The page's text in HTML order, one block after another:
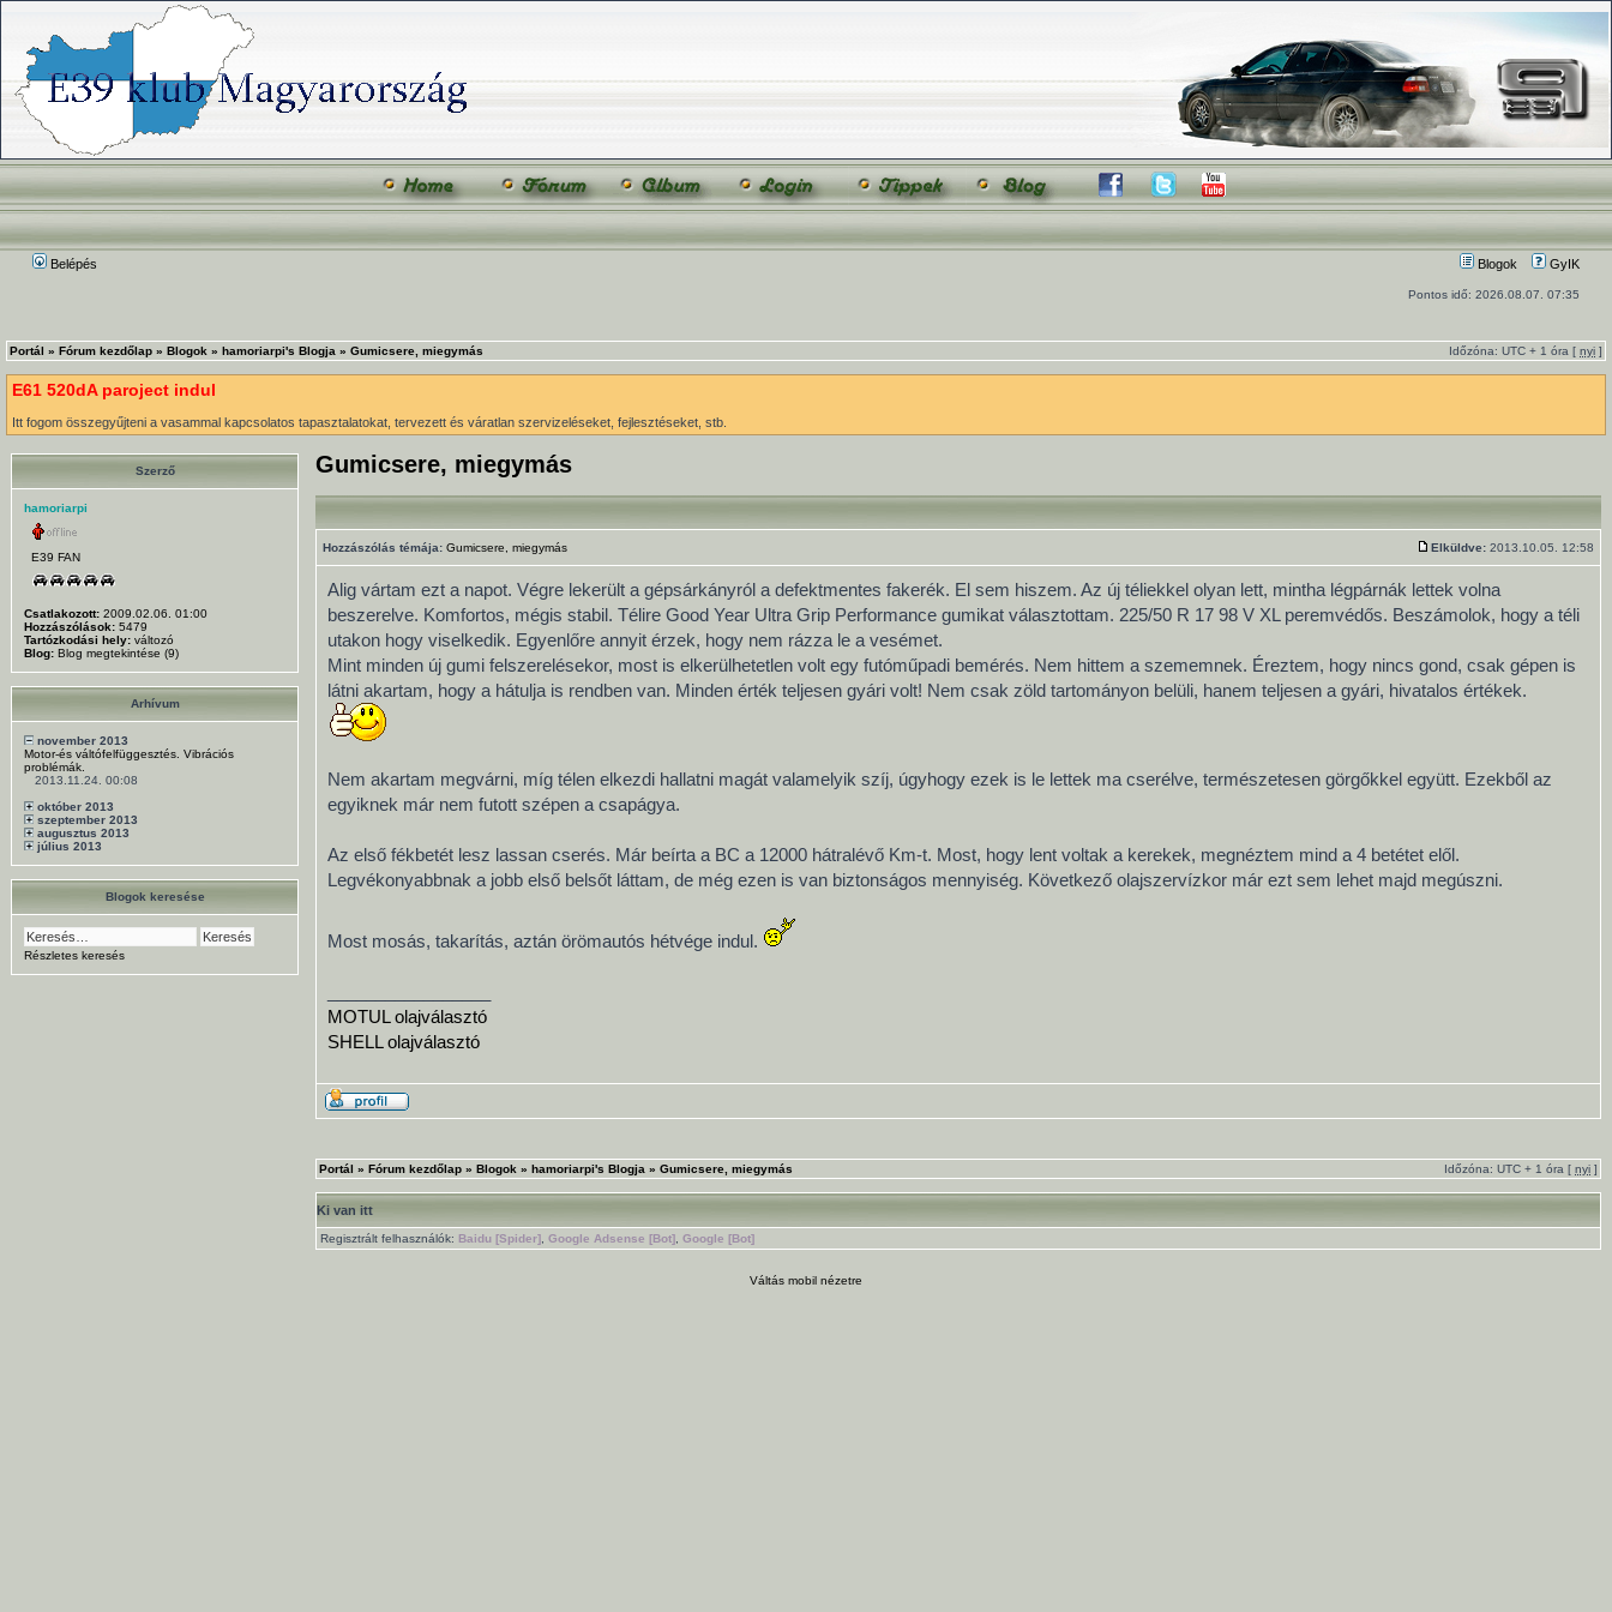
Belépés Blogok GyIK
Pontos idő: 2026.08.07. 07:35
Portál » Fórum kezdőlap » Blogok » hamoriarpi's Blogja » Gumicsere, miegymás Időzóna: UTC + 1 óra [ nyi ]
E61 520dA paroject indul
Itt fogom összegyűjteni a vasammal kapcsolatos tapasztalatokat, tervezett és váratlan szervizeléseket, fejlesztéseket, stb.
Szerző
hamoriarpi
E39 FAN
Csatlakozott: 2009.02.06. 01:00
Hozzászólások: 5479
Tartózkodási hely: változó
Blog: Blog megtekintése (9)
Arhívum
november 2013
Motor-és váltófelfüggesztés. Vibrációs
problémák.
2013.11.24. 00:08
október 2013
szeptember 2013
augusztus 2013
július 2013
Blogok keresése
Részletes keresés
Gumicsere, miegymás
Hozzászólás témája: Gumicsere, miegymás Elküldve: 2013.10.05. 12:58
Alig vártam ezt a napot. Végre lekerült a gépsárkányról a defektmentes fakerék. El sem hiszem. Az új téliekkel olyan lett, mintha légpárnák lettek volna
beszerelve. Komfortos, mégis stabil. Télire Good Year Ultra Grip Performance gumikat választottam. 225/50 R 17 98 V XL peremvédős. Beszámolok, hogy a téli
utakon hogy viselkedik. Egyenlőre annyit érzek, hogy nem rázza le a vesémet.
Mint minden új gumi felszerelésekor, most is elkerülhetetlen volt egy futóműpadi bemérés. Nem hittem a szememnek. Éreztem, hogy nincs gond, csak gépen is
látni akartam, hogy a hátulja is rendben van. Minden érték teljesen gyári volt! Nem csak zöld tartományon belüli, hanem teljesen a gyári, hivatalos értékek.
Nem akartam megvárni, míg télen elkezdi hallatni magát valamelyik szíj, úgyhogy ezek is le lettek ma cserélve, természetesen görgőkkel együtt. Ezekből az
egyiknek már nem futott szépen a csapágya.
Az első fékbetét lesz lassan cserés. Már beírta a BC a 12000 hátralévő Km-t. Most, hogy lent voltak a kerekek, megnéztem mind a 4 betétet elől.
Legvékonyabbnak a jobb első belsőt láttam, de még ezen is van biztonságos mennyiség. Következő olajszervízkor már ezt sem lehet majd megúszni.
Most mosás, takarítás, aztán örömautós hétvége indul.
MOTUL olajválasztó
SHELL olajválasztó
Portál » Fórum kezdőlap » Blogok » hamoriarpi's Blogja » Gumicsere, miegymás Időzóna: UTC + 1 óra [ nyi ]
Ki van itt
Regisztrált felhasználók: Baidu [Spider] Google Adsense [Bot] Google [Bot]
Váltás mobil nézetre